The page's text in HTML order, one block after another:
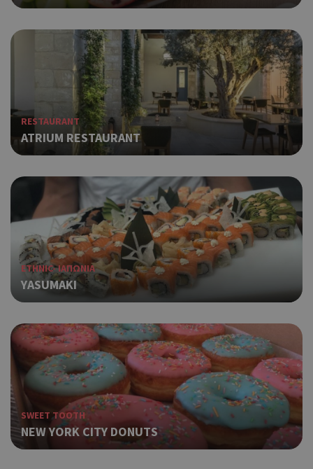
RESTAURANT
ATRIUM RESTAURANT
ETHNIC- ΙΑΠΩΝΙΑ
YASUMAKI
SWEET TOOTH
NEW YORK CITY DONUTS